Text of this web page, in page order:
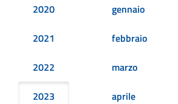
2020
2021
2022
2023
gennaio
febbraio
marzo
aprile